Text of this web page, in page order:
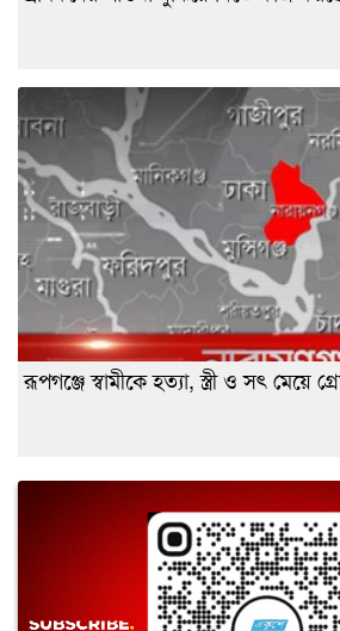
রূপগঞ্জে স্বামীকে হত্যা, স্ত্রী ও সৎ মেয়ে